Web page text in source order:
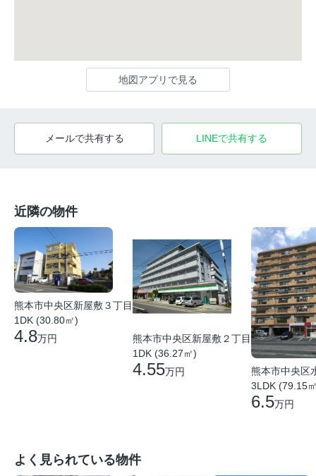
地図アプリで見る
メールで共有する LINEで共有する
近隣の物件
熊本市中央区新屋敷３丁目
1DK (30.80㎡)
4.8万円
熊本市中央区新屋敷２丁目
1DK (36.27㎡)
4.55万円
熊本市中央区
3LDK (79.15
6.5万円
よく見られている物件